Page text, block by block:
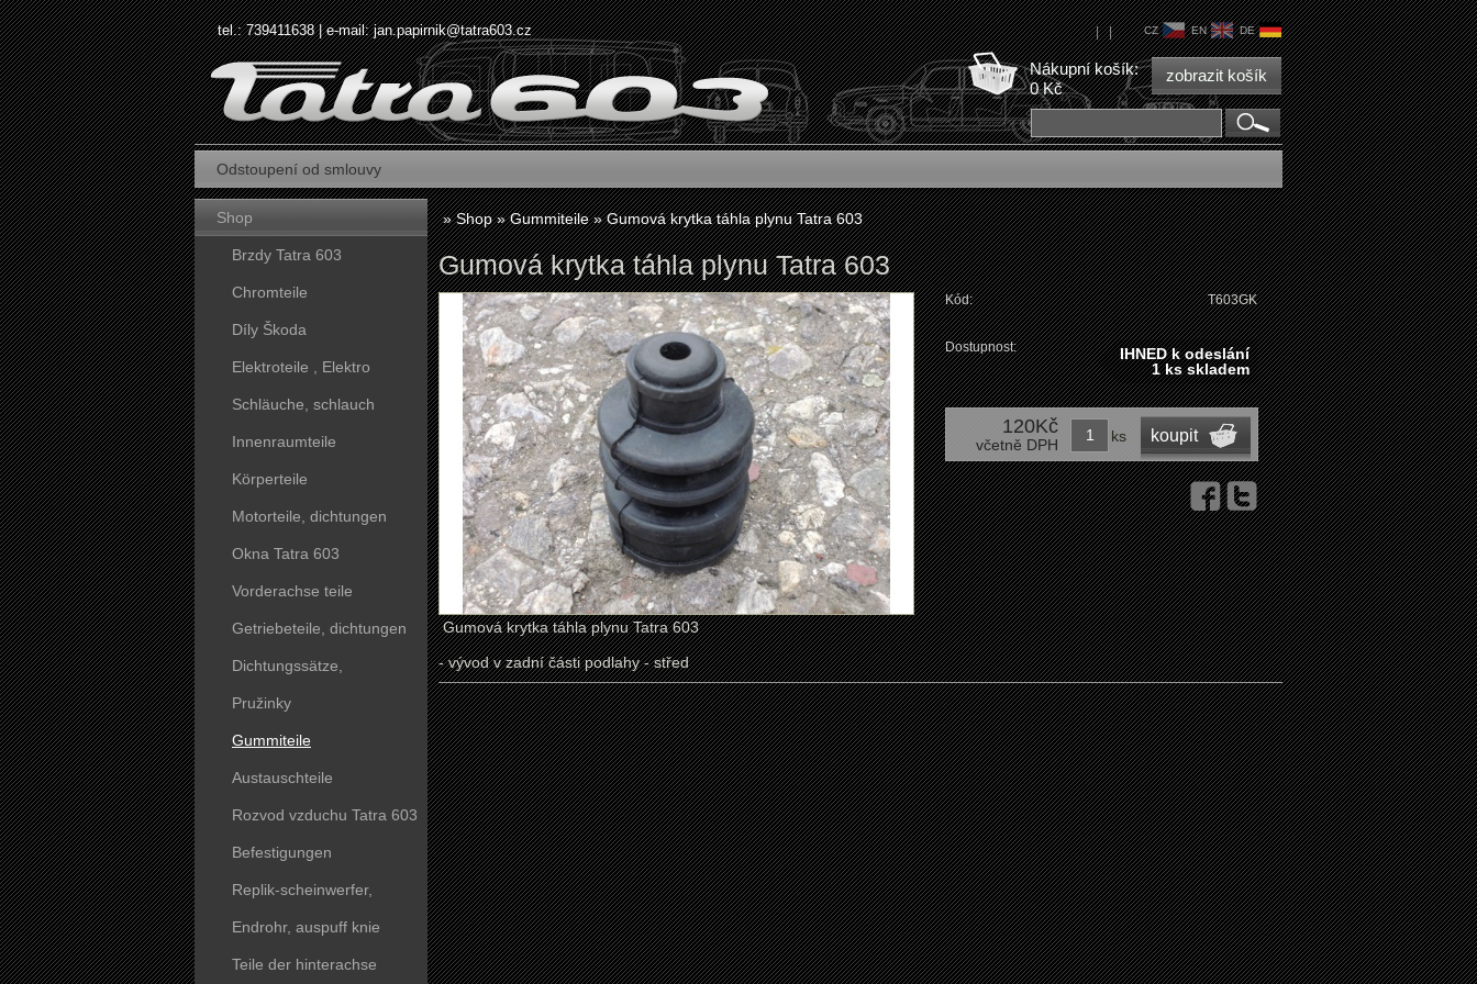
tel.: 739411638 | e-mail:jan.papirnik@tatra603.cz CZ EN DE
||
Nákupní košík:
0 Kč
zobrazit košík
Odstoupení od smlouvy
Shop
Brzdy Tatra 603
Chromteile
Díly Škoda
Elektroteile , Elektro
Schläuche, schlauch
Innenraumteile
Körperteile
Motorteile, dichtungen
Okna Tatra 603
Vorderachse teile
Getriebeteile, dichtungen
Dichtungssätze,
dichtungskörper
Pružinky
Gummiteile
Austauschteile
Rozvod vzduchu Tatra 603
Befestigungen
Replik-scheinwerfer,
kunststoffteile
Endrohr, auspuff knie
Teile der hinterachse
»Shop»Gummiteile»Gumová krytka táhla plynu Tatra 603
Gumová krytka táhla plynu Tatra 603
Kód: T603GK
Dostupnost:
IHNED k odeslání
1 ks skladem
120Kč
včetně DPH ks koupit
Gumová krytka táhla plynu Tatra 603
- vývod v zadní části podlahy - střed